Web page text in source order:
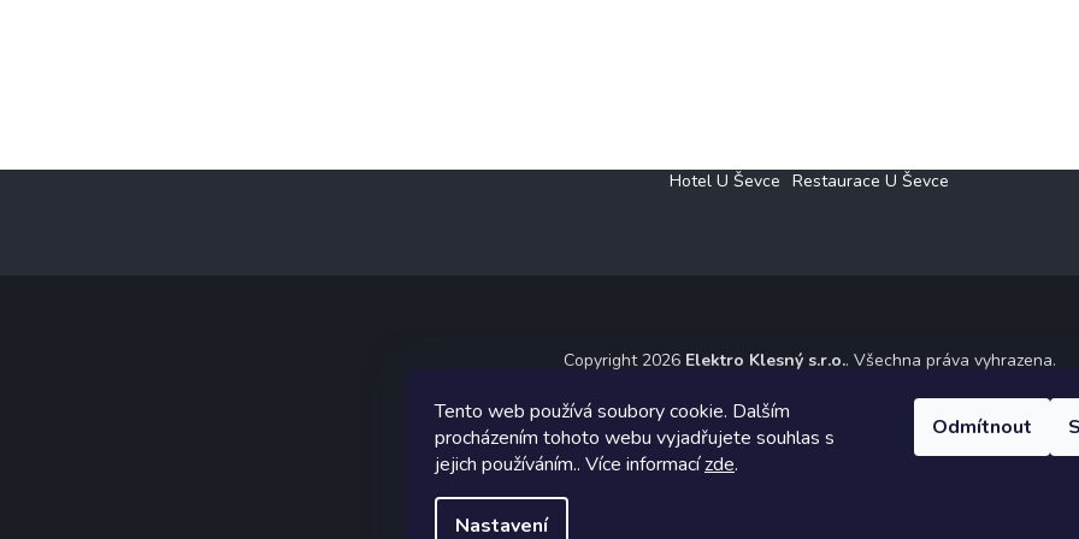
Tento web používá soubory cookie. Dalším
procházením tohoto webu vyjadřujete souhlas s
jejich používáním.. Více informacízde.
Nastavení
Odmítnout
Hotel U Ševce Restaurace U Ševce
Copyright 2026 Elektro Klesný s.r.o.. Všechna práva vyhrazena.
Tomáš Hlad&